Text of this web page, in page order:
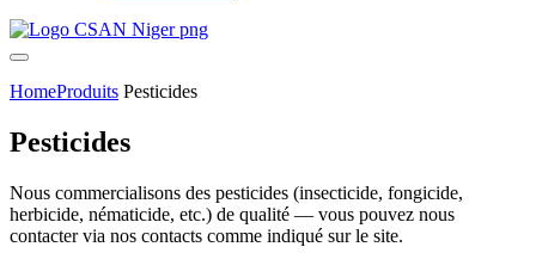
HomeProduits Pesticides
Pesticides
Nous commercialisons des pesticides (insecticide, fongicide,
herbicide, nématicide, etc.) de qualité — vous pouvez nous
contacter via nos contacts comme indiqué sur le site.